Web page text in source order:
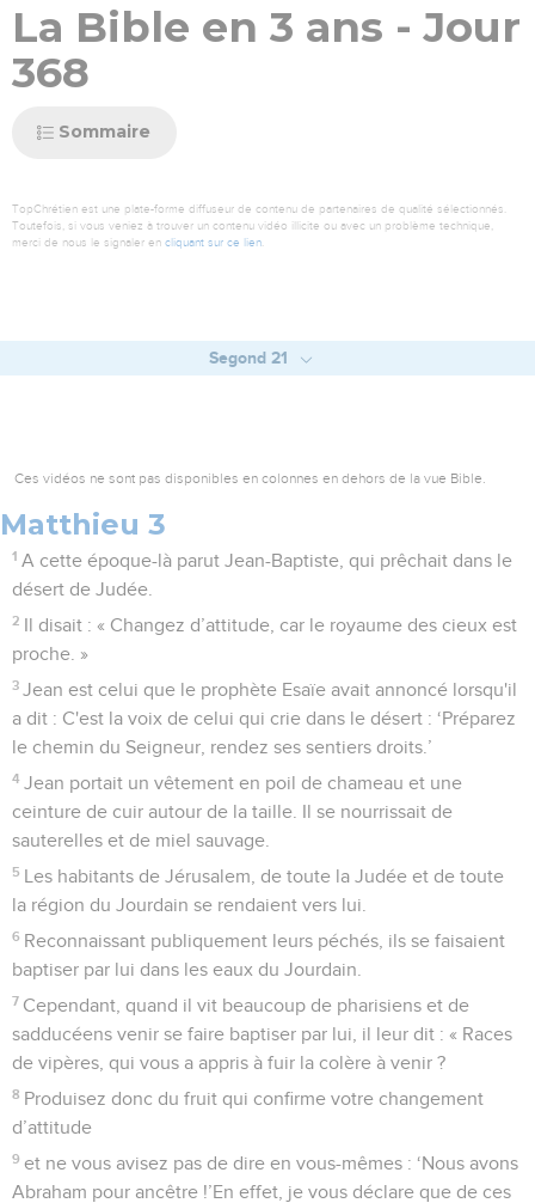
La Bible en 3 ans - Jour
368
Sommaire
TopChrétien est une plate-forme diffuseur de contenu de partenaires de qualité sélectionnés.
Toutefois, si vous veniez à trouver un contenu vidéo illicite ou avec un problème technique,
merci de nous le signaler en cliquant sur ce lien
Segond 21
Ces vidéos ne sont pas disponibles en colonnes en dehors de la vue Bible.
Matthieu 3
1 A cette époque-là parut Jean-Baptiste, qui prêchait dans le
désert de Judée.
2 Il disait : « Changez d’attitude, car le royaume des cieux est
proche. »
3 Jean est celui que le prophète Esaïe avait annoncé lorsqu'il
a dit : C'est la voix de celui qui crie dans le désert : ‘Préparez
le chemin du Seigneur, rendez ses sentiers droits.’
4 Jean portait un vêtement en poil de chameau et une
ceinture de cuir autour de la taille. Il se nourrissait de
sauterelles et de miel sauvage.
5 Les habitants de Jérusalem, de toute la Judée et de toute
la région du Jourdain se rendaient vers lui.
6 Reconnaissant publiquement leurs péchés, ils se faisaient
baptiser par lui dans les eaux du Jourdain.
7 Cependant, quand il vit beaucoup de pharisiens et de
sadducéens venir se faire baptiser par lui, il leur dit : « Races
de vipères, qui vous a appris à fuir la colère à venir ?
8 Produisez donc du fruit qui confirme votre changement
d’attitude
9 et ne vous avisez pas de dire en vous-mêmes : ‘Nous avons
Abraham pour ancêtre !’En effet, je vous déclare que de ces